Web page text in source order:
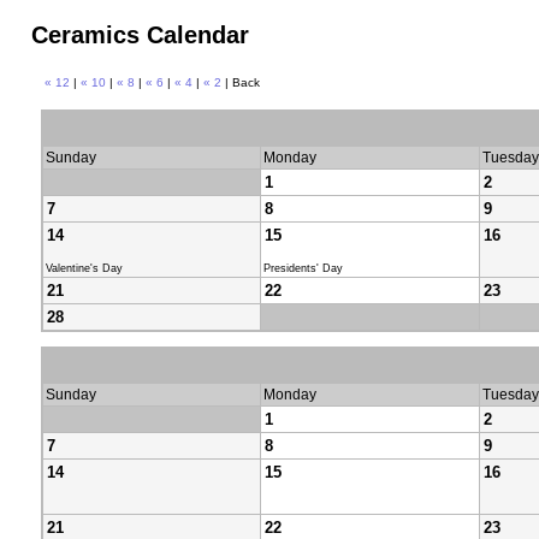
Ceramics Calendar
« 12 | « 10 | « 8 | « 6 | « 4 | « 2 | Back
Sunday Monday Tuesday
1 2
7
8 9
14
Valentine's Day
15
Presidents' Day
16
21 22 23
28
Sunday Monday Tuesday
1 2
7
8 9
14
15 16
21 22 23